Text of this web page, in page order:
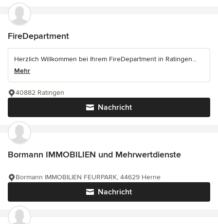
FireDepartment
Herzlich Willkommen bei Ihrem FireDepartment in Ratingen...
Mehr
Nachricht
40882 Ratingen
Bormann IMMOBILIEN und Mehrwertdienste
Nachricht
Bormann IMMOBILIEN FEURPARK, 44629 Herne